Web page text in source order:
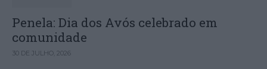
Penela: Dia dos Avós celebrado em
comunidade
30 DE JULHO, 2026